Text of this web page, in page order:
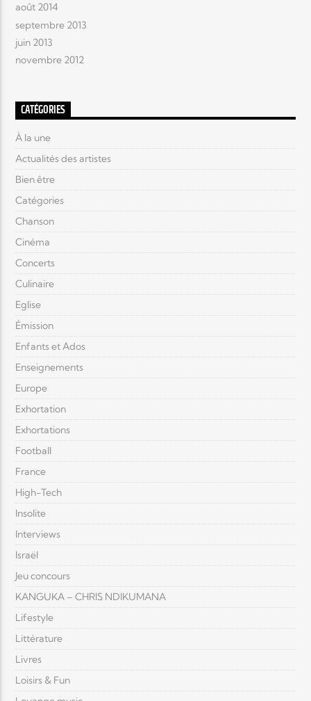
août 2014
septembre 2013
juin 2013
novembre 2012
CATÉGORIES
À la une
Actualités des artistes
Bien être
Catégories
Chanson
Cinéma
Concerts
Culinaire
Eglise
Émission
Enfants et Ados
Enseignements
Europe
Exhortation
Exhortations
Football
France
High-Tech
Insolite
Interviews
Israël
Jeu concours
KANGUKA – CHRIS NDIKUMANA
Lifestyle
Littérature
Livres
Loisirs & Fun